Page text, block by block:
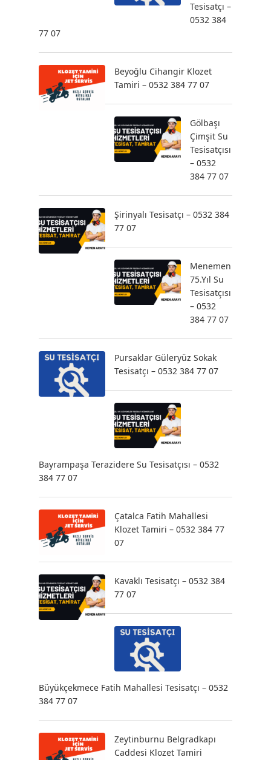
Tesisatçı –
0532 384
77 07
Beyoğlu Cihangir Klozet
Tamiri – 0532 384 77 07
Gölbaşı
Çimşit Su
Tesisatçısı
– 0532
384 77 07
Şirinyalı Tesisatçı – 0532 384
77 07
Menemen
75.Yıl Su
Tesisatçısı
– 0532
384 77 07
Pursaklar Güleryüz Sokak
Tesisatçı – 0532 384 77 07
Bayrampaşa Terazidere Su Tesisatçısı – 0532
384 77 07
Çatalca Fatih Mahallesi
Klozet Tamiri – 0532 384 77
07
Kavaklı Tesisatçı – 0532 384
77 07
Büyükçekmece Fatih Mahallesi Tesisatçı – 0532
384 77 07
Zeytinburnu Belgradkapı
Caddesi Klozet Tamiri